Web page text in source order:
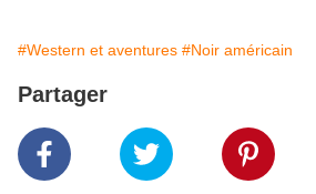
#Western et aventures #Noir américain
Partager